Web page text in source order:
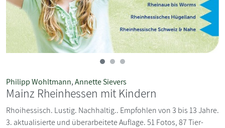
Philipp Wohltmann,Annette Sievers
Mainz Rheinhessen mit Kindern
Rhoihessisch. Lustig. Nachhaltig.. Empfohlen von 3 bis 13 Jahre.
3. aktualisierte und überarbeitete Auflage. 51 Fotos, 87 Tier-